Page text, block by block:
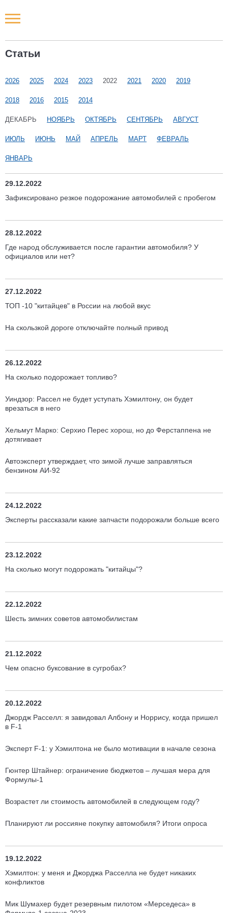
Статьи
2026 2025 2024 2023 2022 2021 2020 2019
2018 2016 2015 2014
ДЕКАБРЬ НОЯБРЬ ОКТЯБРЬ СЕНТЯБРЬ АВГУСТ
ИЮЛЬ ИЮНЬ МАЙ АПРЕЛЬ МАРТ ФЕВРАЛЬ
ЯНВАРЬ
29.12.2022
Зафиксировано резкое подорожание автомобилей с пробегом
28.12.2022
Где народ обслуживается после гарантии автомобиля? У
официалов или нет?
27.12.2022
ТОП -10 "китайцев" в России на любой вкус
На скользкой дороге отключайте полный привод
26.12.2022
На сколько подорожает топливо?
Уиндзор: Рассел не будет уступать Хэмилтону, он будет
врезаться в него
Хельмут Марко: Серхио Перес хорош, но до Ферстаппена не
дотягивает
Автоэксперт утверждает, что зимой лучше заправляться
бензином АИ-92
24.12.2022
Эксперты рассказали какие запчасти подорожали больше всего
23.12.2022
На сколько могут подорожать "китайцы"?
22.12.2022
Шесть зимних советов автомобилистам
21.12.2022
Чем опасно буксование в сугробах?
20.12.2022
Джордж Расселл: я завидовал Албону и Норрису, когда пришел
в F-1
Эксперт F-1: у Хэмилтона не было мотивации в начале сезона
Гюнтер Штайнер: ограничение бюджетов – лучшая мера для
Формулы-1
Возрастет ли стоимость автомобилей в следующем году?
Планируют ли россияне покупку автомобиля? Итоги опроса
19.12.2022
Хэмилтон: у меня и Джорджа Расселла не будет никаких
конфликтов
Мик Шумахер будет резервным пилотом «Мерседеса» в
Новости РФ
Наши мероприятия
Статьи